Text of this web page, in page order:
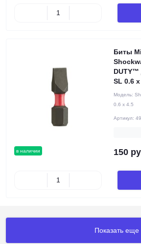
в наличии
Биты
DUTY™
SL 0.6
Модель:
0.6 x 4.5
Артикул:
150
Показать еще